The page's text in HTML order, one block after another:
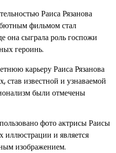
Раиса Рязанова
фильмом стал
она сыграла роль госпожи
героинь.
карьеру Раиса Рязанова
став известной и узнаваемой
были отмечены
фото актрисы Раисы
иллюстрации и является
изображением.